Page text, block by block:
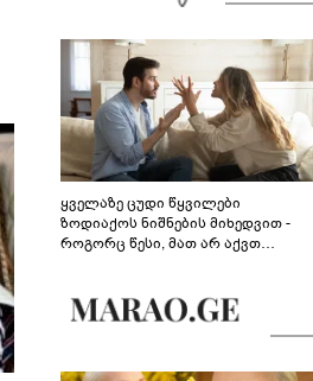
ყველაზე ცუდი წყვილები
ზოდიაქოს ნიშნების მიხედვით -
როგორც წესი, მათ არ აქვთ